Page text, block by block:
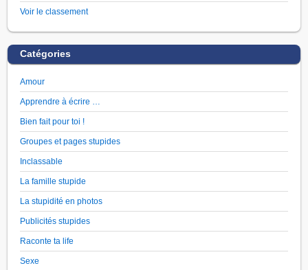
Voir le classement
Catégories
Amour
Apprendre à écrire …
Bien fait pour toi !
Groupes et pages stupides
Inclassable
La famille stupide
La stupidité en photos
Publicités stupides
Raconte ta life
Sexe